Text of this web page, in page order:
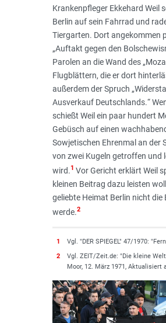
Krankenpfleger Ekkehard Weil
Berlin auf sein Fahrrad und
Tiergarten. Dort angekommen
„Auftakt gegen den
Parolen an die Wand des
Flugblättern, die er dort
außerdem der Spruch „
Ausverkauf Deutschlands.“
schießt Weil ein paar hundert
Gebüsch auf einen
Sowjetischen Ehrenmal an der
von zwei Kugeln getroffen und
wird.1 Vor Gericht erklärt Weil
kleinen Beitrag dazu leisten
geliebte Heimat Berlin nicht die
werde.2
1
Vgl. "DER SPIEGEL" 47/1970:
2
Vgl. ZEIT/Zeit.de: "Die kleine
Moor, 12. März 1971, Aktualisiert